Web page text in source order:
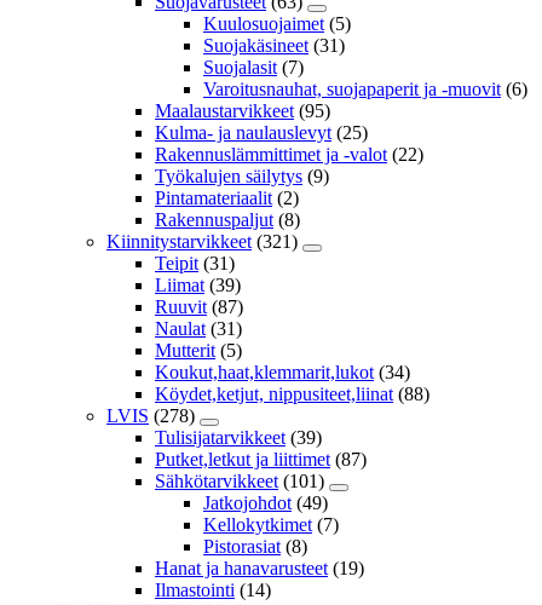
Kuulosuojaimet (5)
Suojakäsineet (31)
Suojalasit (7)
Varoitusnauhat, suojapaperit ja -muovit (6)
Maalaustarvikkeet (95)
Kulma- ja naulauslevyt (25)
Rakennuslämmittimet ja -valot (22)
Työkalujen säilytys (9)
Pintamateriaalit (2)
Rakennuspaljut (8)
Kiinnitystarvikkeet (321)
Teipit (31)
Liimat (39)
Ruuvit (87)
Naulat (31)
Mutterit (5)
Koukut,haat,klemmarit,lukot (34)
Köydet,ketjut, nippusiteet,liinat (88)
LVIS (278)
Tulisijatarvikkeet (39)
Putket,letkut ja liittimet (87)
Sähkötarvikkeet (101)
Jatkojohdot (49)
Kellokytkimet (7)
Pistorasiat (8)
Hanat ja hanavarusteet (19)
Ilmastointi (14)